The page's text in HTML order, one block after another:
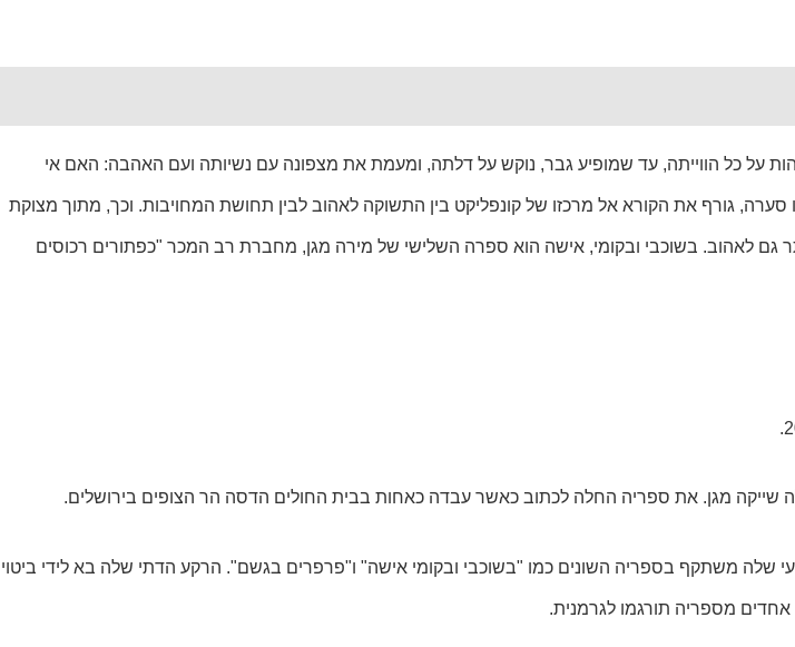
על כל הווייתה, עד שמופיע גבר, נוקש על דלתה, ומעמת את מצפונה עם נשיותה ועם האהבה: האם אי
גורף את הקורא אל מרכזו של קונפליקט בין התשוקה לאהוב לבין תחושת המחויבות. וכך, מתוך מצוקת
גם לאהוב. בשוכבי ובקומי, אישה הוא ספרה השלישי של מירה מגן, מחברת רב המכר "כפתורים רכוסים
שייקה מגן. את ספריה החלה לכתוב כאשר עבדה כאחות בבית החולים הדסה הר הצופים בירושלים.
שלה משתקף בספריה השונים כמו "בשוכבי ובקומי אישה" ו"פרפרים בגשם". הרקע הדתי שלה בא לידי ביטוי